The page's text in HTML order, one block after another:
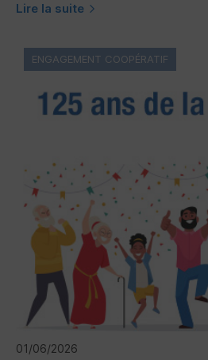
Lire la suite
01/06/2026
ENGAGEMENT COOPÉRATIF